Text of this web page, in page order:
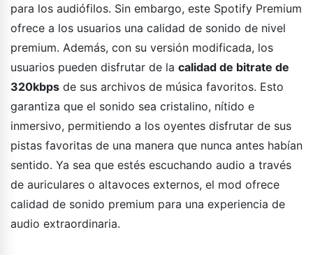
para los audiófilos. Sin embargo, este Spotify Premium
ofrece a los usuarios una calidad de sonido de nivel
premium. Además, con su versión modificada, los
usuarios pueden disfrutar de la calidad de bitrate de
320kbps de sus archivos de música favoritos. Esto
garantiza que el sonido sea cristalino, nítido e
inmersivo, permitiendo a los oyentes disfrutar de sus
pistas favoritas de una manera que nunca antes habían
sentido. Ya sea que estés escuchando audio a través
de auriculares o altavoces externos, el mod ofrece
calidad de sonido premium para una experiencia de
audio extraordinaria.